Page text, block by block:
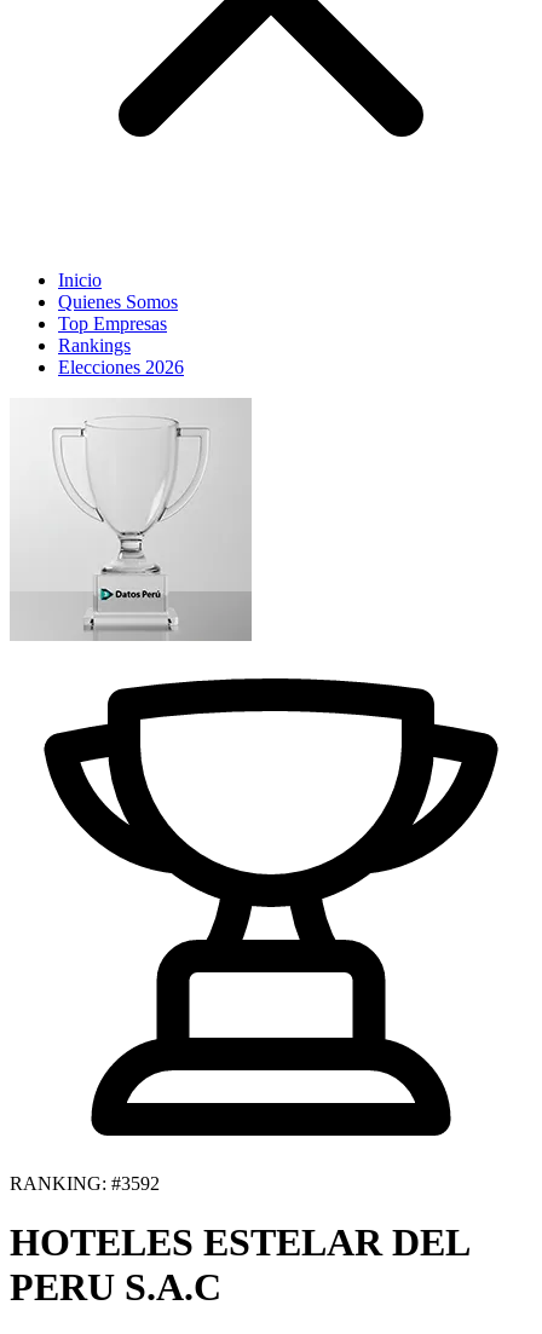
Inicio
Quienes Somos
Top Empresas
Rankings
Elecciones 2026
RANKING: #3592
HOTELES ESTELAR DEL
PERU S.A.C